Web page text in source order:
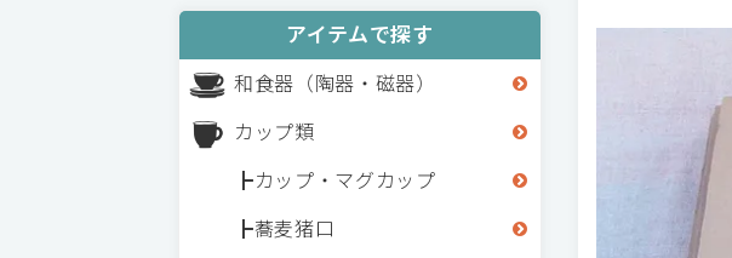
アイテムで探す
和食器（陶器・磁器）
カップ類
カップ・マグカップ
蕎麦猪口